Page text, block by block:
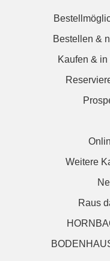
Bestellen &
Kaufen &
Weitere
Raus